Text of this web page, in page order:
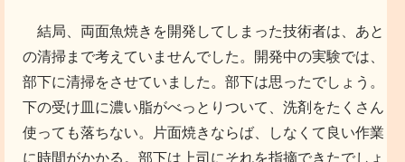
結局、両面魚焼きを開発してしまった技術者は、あと
の清掃まで考えていませんでした。開発中の実験では、
部下に清掃をさせていました。部下は思ったでしょう。
下の受け皿に濃い脂がべっとりついて、洗剤をたくさん
使っても落ちない。片面焼きならば、しなくて良い作業
に時間がかかる。部下は上司にそれを指摘できたでしょ